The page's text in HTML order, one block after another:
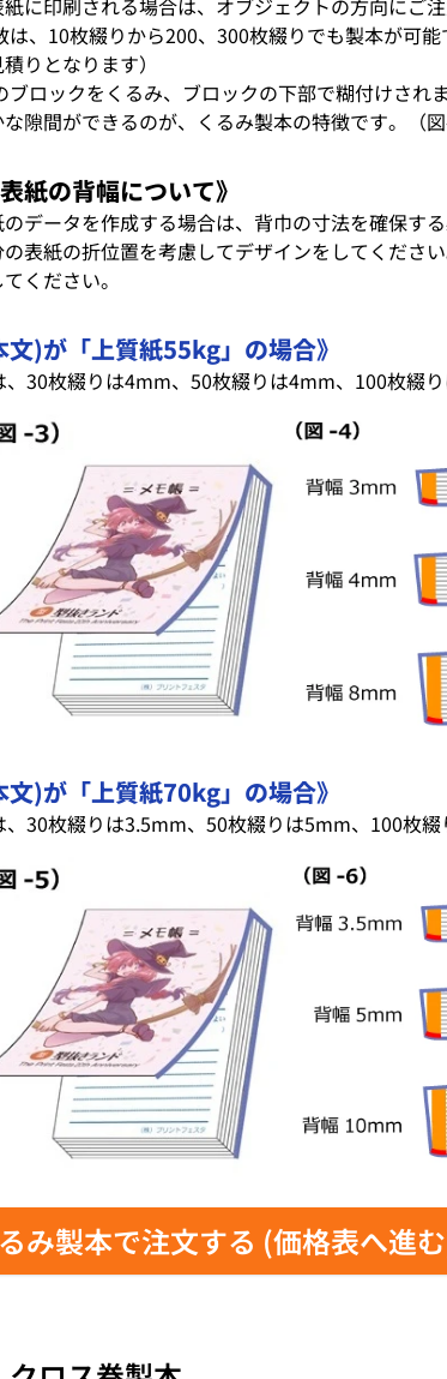
に印刷される場合は、オブジェクトの方向にご注
は、10枚綴りから200、300枚綴りでも製本が可
りとなります）
ブロックをくるみ、ブロックの下部で糊付けさ
隙間ができるのが、くるみ製本の特徴です。（図
紙の背幅について》
データを作成する場合は、背巾の寸法を確保す
表紙の折位置を考慮してデザインをしてくださ
ください。
文)が「上質紙55kg」の場合》
30枚綴りは4mm、50枚綴りは4mm、100枚綴り
文)が「上質紙70kg」の場合》
、30枚綴りは3.5mm、50枚綴りは5mm、100枚綴
み製本で注文する (価格表へ進